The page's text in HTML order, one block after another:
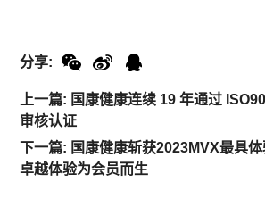
上一篇: 国康健康连续 19 年通过
审核认证
下一篇: 国康健康斩获2023MVX最具体
卓越体验为会员而生
分享: